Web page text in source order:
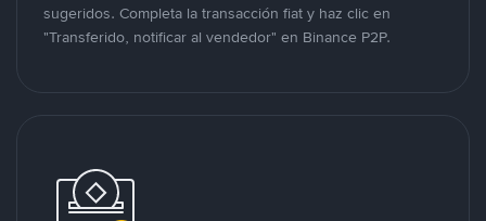
sugeridos. Completa la transacción fiat y haz clic en
"Transferido, notificar al vendedor" en Binance P2P.